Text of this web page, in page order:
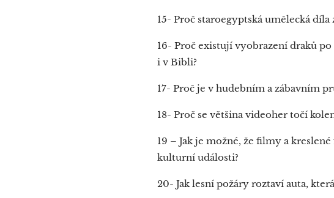
15- Proč staroegyptská umělecká
16- Proč existují vyobrazení draků
i v Bibli?
17- Proč je v hudebním a zábavním
18- Proč se většina videoher točí
19 – Jak je možné, že filmy a
kulturní události?
20- Jak lesní požáry roztaví auta,